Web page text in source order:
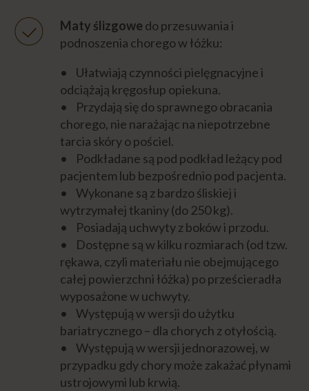
choremu?
chorego leżącego?
Jak dobrać materac przeciwodleżynowy?
MYCIE CHOREGO
PIELĘGNACJA CHOREGO
DOLEGLIWOŚCI
PROFILAKTYKA
ŻYWIENIE CHOREGO
DIETA CHOREGO
Maty ślizgowe do przesuwania i
podnoszenia chorego w łóżku:
• Ułatwiają czynności pielęgnacyjne i
odciążają kręgosłup opiekuna.
• Przydają się do sprawnego obracania
chorego, nie narażając na niepotrzebne
tarcia skóry o pościel.
• Podkładane są pod podkład leżący pod
pacjentem lub bezpośrednio pod pacjenta.
• Wykonane są z bardzo śliskiej i
wytrzymałej tkaniny (do 250 kg).
• Posiadają uchwyty z boków i przodu.
• Dostępne są w kilku rozmiarach (od tzw.
rękawa, czyli materiału nie obejmującego
całej powierzchni łóżka) po prześcieradła
wyposażone w uchwyty.
• Występują w wersji do użytku
bariatrycznego – dla chorych z otyłością.
• Występują w wersji jednorazowej, w
przypadku gdy chory może zakażać płynami
ustrojowymi lub krwią.